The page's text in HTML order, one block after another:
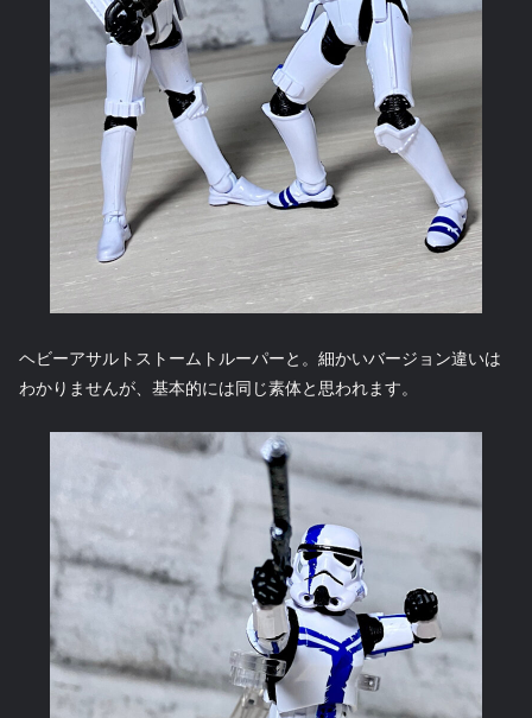
ヘビーアサルトストームトルーパーと。細かいバージョン違いは
わかりませんが、基本的には同じ素体と思われます。